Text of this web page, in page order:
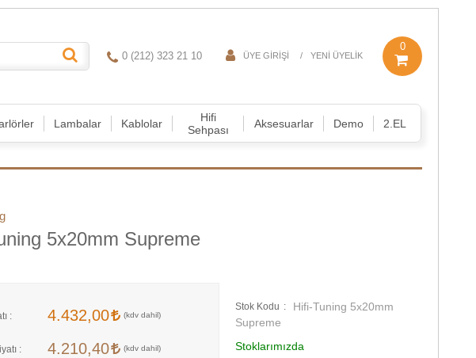
0 (212) 323 21 10 ÜYE GIRIŞI YENI ÜYELIK
0
Lambalar Kablolar
Hifi
Sehpası
Aksesuarlar Demo 2.EL
5x20mm Supreme
: 4.432,00
: 4.210,40
Stok Kodu
Hifi-Tuning 5x20mm
Supreme
Stoklarımızda